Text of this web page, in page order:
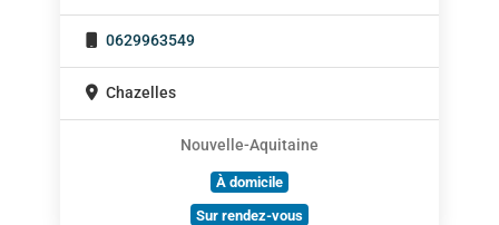
0629963549
Chazelles
Nouvelle-Aquitaine
À domicile
Sur rendez-vous